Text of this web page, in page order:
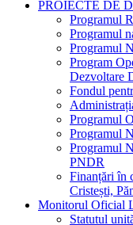
PROIECTE DE
Programul
Programul
Programul
Program
Dezvoltare
Fondul
Programul
Programul
Programul
PNDR
Finanțări în
Cristești,
Monitorul Oficial
Statutul